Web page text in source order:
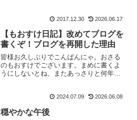
わ。12月にして3...2017.12.30 2026.06.17
【もおすけ日記】改めてブログを
書くぞ！ブログを再開した理由
皆様お久しぶりでこんばんにゃ。おさる
のもおすけでございます。まめに書くよ
うにしないとね、またあっさりと何年も
ます。ブログを再開した理由ずーいぶん
2024.07.09 2026.06.08
穏やかな午後